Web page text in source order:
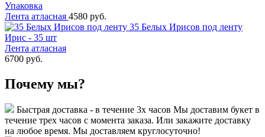
Упаковка
Лента атласная 4580 руб.
35 Белых Ирисов под ленту
Ирис - 35 шт
Лента атласная
6700 руб.
Почему мы?
Быстрая доставка - в течение 3х часов Мы доставим букет в
течение трех часов с момента заказа. Или закажите доставку
на любое время. Мы доставляем круглосуточно!